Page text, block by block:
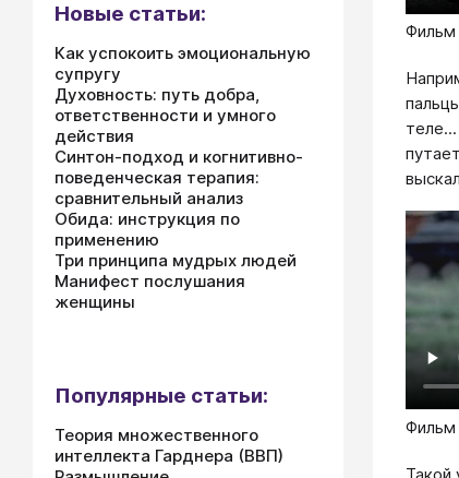
Фильм
Фильм
Новые статьи:
Как успокоить эмоциональную
супругу
Духовность: путь добра,
ответственности и умного
действия
Синтон-подход и когнитивно-
поведенческая терапия:
сравнительный анализ
Обида: инструкция по
применению
Три принципа мудрых людей
Манифест послушания
женщины
Популярные статьи:
Теория множественного
интеллекта Гарднера (ВВП)